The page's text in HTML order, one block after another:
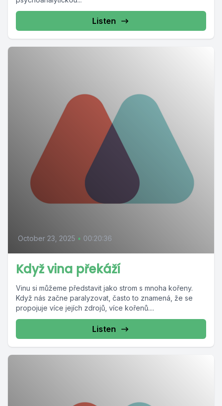
Listen
October 23, 2025 • 00:20:36
Když vina překáží
Vinu si můžeme představit jako strom s mnoha kořeny.
Když nás začne paralyzovat, často to znamená, že se
propojuje více jejích zdrojů, více kořenů....
Listen